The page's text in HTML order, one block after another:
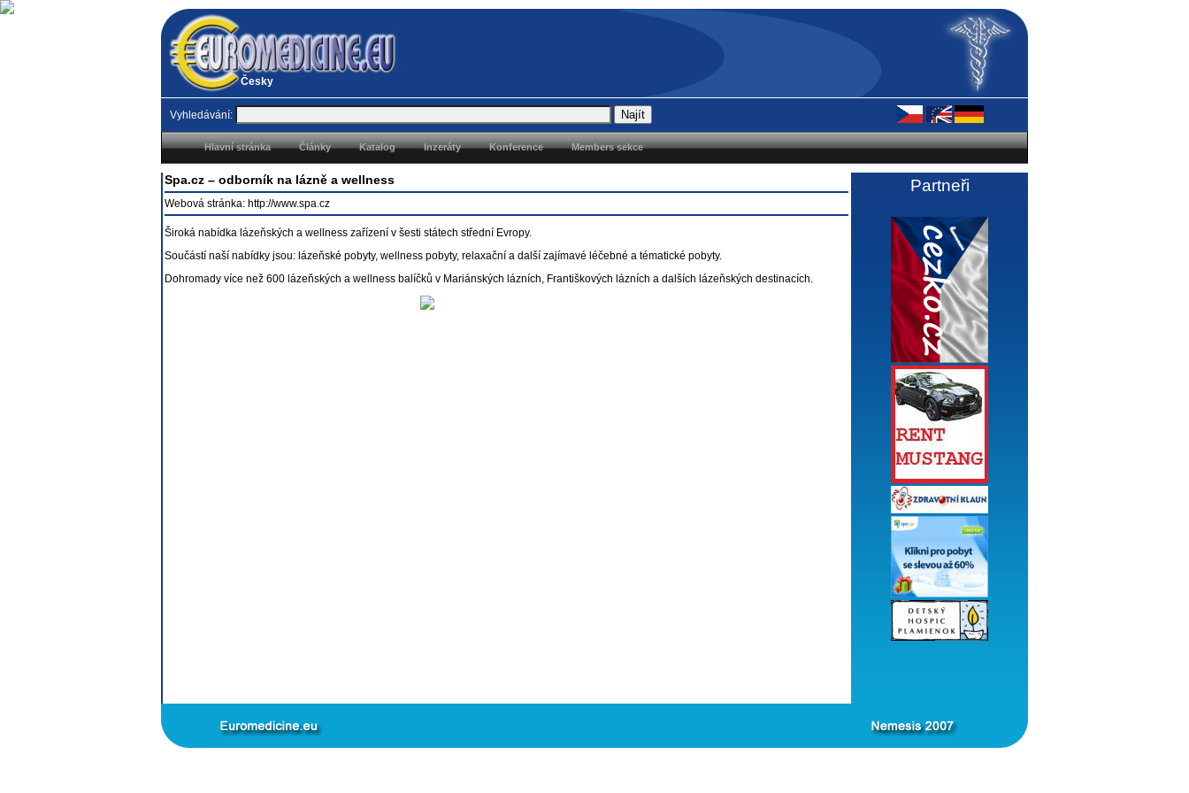
Česky
Vyhledávání:
Hlavní stránka Články Katalog Inzeráty Konference Members sekce
Partneři
Spa.cz – odborník na lázně a wellness
Webová stránka: http://www.spa.cz
Široká nabídka lázeňských a wellness zařízení v šesti státech střední Evropy.
Součástí naší nabídky jsou: lázeňské pobyty, wellness pobyty, relaxační a další zajímavé léčebné a tématické pobyty.
Dohromady více než 600 lázeňských a wellness balíčků v Mariánských lázních, Františkových lázních a dalších lázeňských destinacích.